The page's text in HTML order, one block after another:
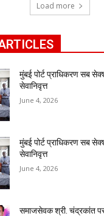
Load more
मुंबई पोर्ट प्राधिकरण सब
सेवानिवृत्त
June 4, 2026
मुंबई पोर्ट प्राधिकरण सब
सेवानिवृत्त
June 4, 2026
समाजसेवक श्री. चंद्रकांत